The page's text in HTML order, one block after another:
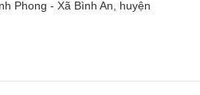
Phong - Xã Bình An, huyện